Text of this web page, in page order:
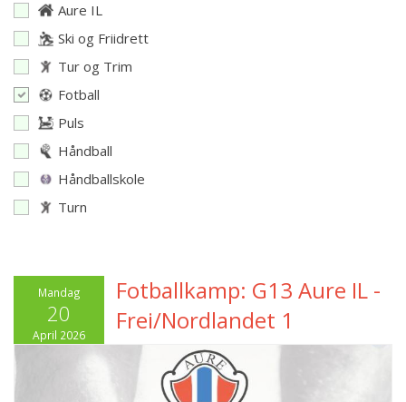
Aure IL
Ski og Friidrett
Tur og Trim
Fotball
Puls
Håndball
Håndballskole
Turn
Mandag
20
April 2026
Fotballkamp: G13 Aure IL -
Frei/Nordlandet 1